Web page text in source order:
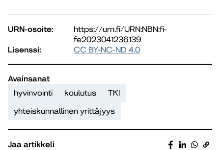
URN-osoite:
https://urn.fi/URN:NBN:fi-
fe2023041236139
Lisenssi:
CC BY-NC-ND 4.0
Avainsanat
hyvinvointi
koulutus
TKI
yhteiskunnallinen yrittäjyys
Jaa artikkeli